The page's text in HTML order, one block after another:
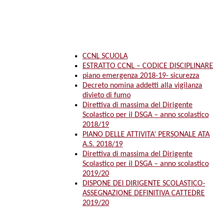
CCNL SCUOLA
ESTRATTO CCNL – CODICE DISCIPLINARE
piano emergenza 2018-19- sicurezza
Decreto nomina addetti alla vigilanza
divieto di fumo
Direttiva di massima del Dirigente
Scolastico per il DSGA – anno scolastico
2018/19
PIANO DELLE ATTIVITA’ PERSONALE ATA
A.S. 2018/19
Direttiva di massima del Dirigente
Scolastico per il DSGA – anno scolastico
2019/20
DISPONE DEI DIRIGENTE SCOLASTICO-
ASSEGNAZIONE DEFINITIVA CATTEDRE
2019/20